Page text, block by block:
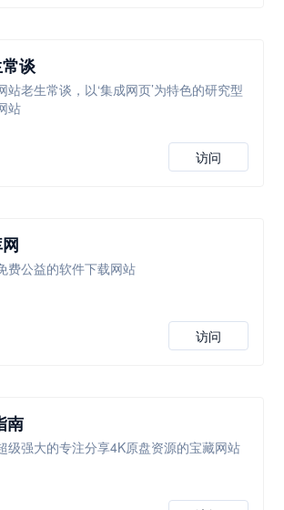
谈
站老生常谈，以‘集成网页’为特色的研究型
站
访问
费公益的软件下载网站
访问
南
级强大的专注分享4K原盘资源的宝藏网站